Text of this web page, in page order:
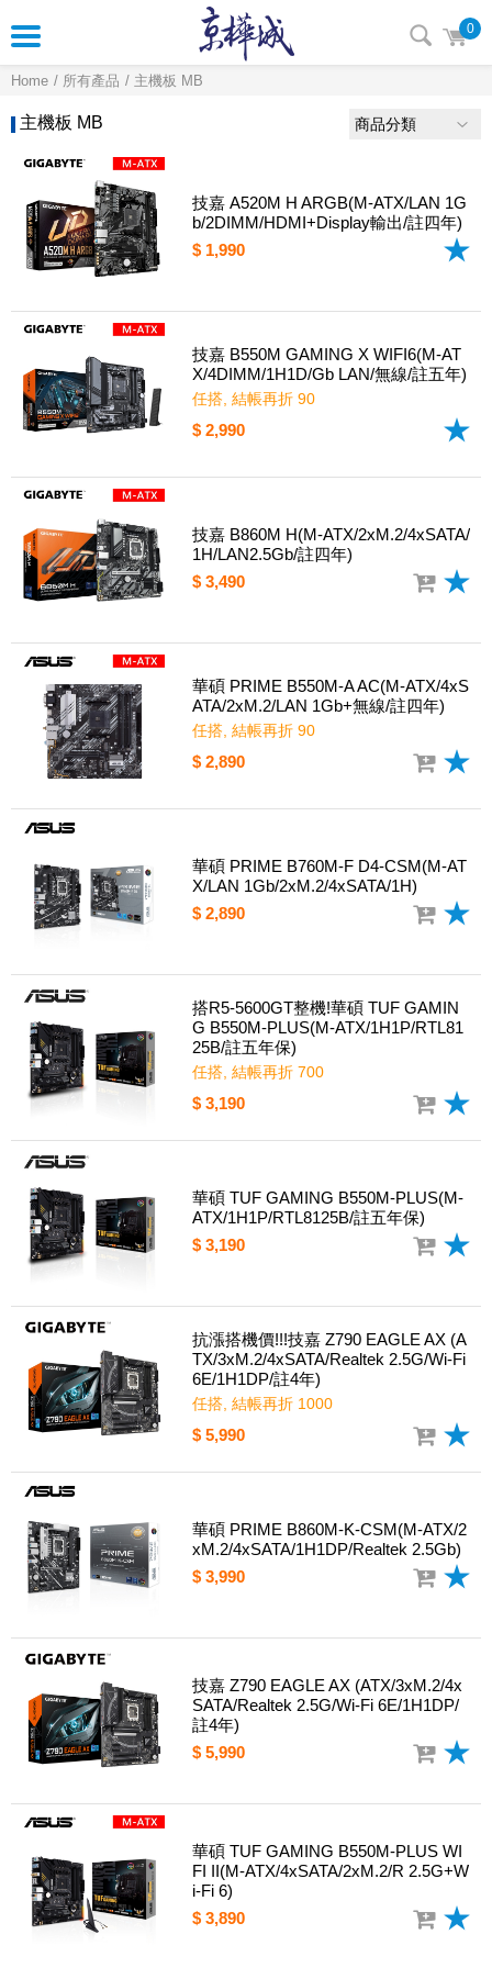
0
Home 所有產品 主機板 MB
主機板 MB 商品分類
技嘉 A520M H ARGB(M-ATX/LAN 1G
b/2DIMM/HDMI+Display輸出/註四年)
$ 1,990
技嘉 B550M GAMING X WIFI6(M-AT
X/4DIMM/1H1D/Gb LAN/無線/註五年)
任搭, 結帳再折 90
$ 2,990
技嘉 B860M H(M-ATX/2xM.2/4xSATA/
1H/LAN2.5Gb/註四年)
$ 3,490
華碩 PRIME B550M-A AC(M-ATX/4xS
ATA/2xM.2/LAN 1Gb+無線/註四年)
任搭, 結帳再折 90
$ 2,890
華碩 PRIME B760M-F D4-CSM(M-AT
X/LAN 1Gb/2xM.2/4xSATA/1H)
$ 2,890
搭R5-5600GT整機!華碩 TUF GAMIN
G B550M-PLUS(M-ATX/1H1P/RTL81
25B/註五年保)
任搭, 結帳再折 700
$ 3,190
華碩 TUF GAMING B550M-PLUS(M-
ATX/1H1P/RTL8125B/註五年保)
$ 3,190
抗漲搭機價!!!技嘉 Z790 EAGLE AX (A
TX/3xM.2/4xSATA/Realtek 2.5G/Wi-Fi
6E/1H1DP/註4年)
任搭, 結帳再折 1000
$ 5,990
華碩 PRIME B860M-K-CSM(M-ATX/2
xM.2/4xSATA/1H1DP/Realtek 2.5Gb)
$ 3,990
技嘉 Z790 EAGLE AX (ATX/3xM.2/4x
SATA/Realtek 2.5G/Wi-Fi 6E/1H1DP/
註4年)
$ 5,990
華碩 TUF GAMING B550M-PLUS WI
FI II(M-ATX/4xSATA/2xM.2/R 2.5G+W
i-Fi 6)
$ 3,890